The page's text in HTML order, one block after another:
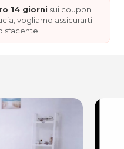
14 giorni sui coupon
vogliamo assicurarti